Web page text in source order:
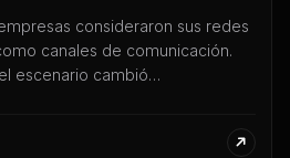
consideraron sus redes
canales de comunicación.
escenario cambió
impactar directamente en